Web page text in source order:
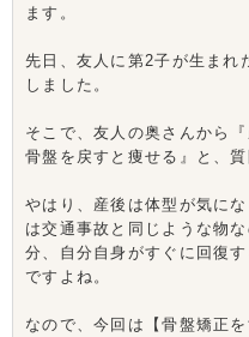
ます。
先日、友人に第2子が生まれ
しました。
そこで、友人の奥さんから
骨盤を戻すと痩せる』と、質
やはり、産後は体型が気に
は交通事故と同じような物
分、自分自身がすぐに回復
ですよね。
なので、今回は【骨盤矯正